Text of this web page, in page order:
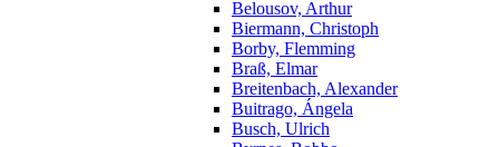
Belousov, Arthur
Biermann, Christoph
Borby, Flemming
Braß, Elmar
Breitenbach, Alexander
Buitrago, Ángela
Busch, Ulrich